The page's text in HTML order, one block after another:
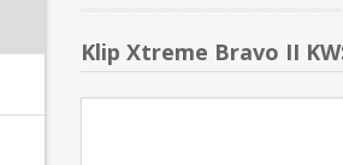
Klip Xtreme Bravo II